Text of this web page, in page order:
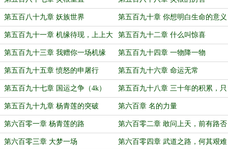
第五百八十九章 妖族世界 第五百九十章 你想明白生命的意义
吗？
第五百九十一章 机缘待现，上上大
吉
第五百九十二章 什么叫惊喜
第五百九十三章 我赠你一场机缘 第五百九十四章 一物降一物
第五百九十五章 愤怒的申屠行 第五百九十六章 命运无常
第五百九十七章 国运之争（4k） 第五百九十八章 三十年的积累，只
为今朝
第五百九十九章 杨青莲的突破 第六百章 名的力量
第六百零一章 杨青莲的路 第六百零二章 敢问上天，前有路否
第六百零三章 大梦一场 第六百零四章 武道之路，何其艰难